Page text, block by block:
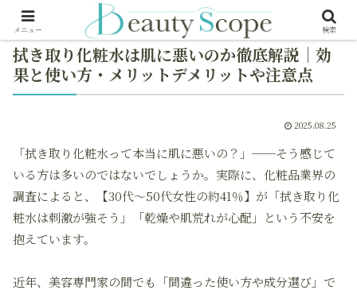
拭き取り化粧水は肌に悪いのか徹底解説｜効
果と使い方・メリットデメリットや注意点
2025.08.25
「拭き取り化粧水って本当に肌に悪いの？」──そう感じて
いる方は多いのではないでしょうか。実際に、化粧品業界の
調査によると、【30代～50代女性の約41％】が「拭き取り化
粧水は刺激が強そう」「乾燥や肌荒れが心配」という不安を
抱えています。
近年、美容専門家の間でも「間違った使い方や成分選び」で
メニュー 検索